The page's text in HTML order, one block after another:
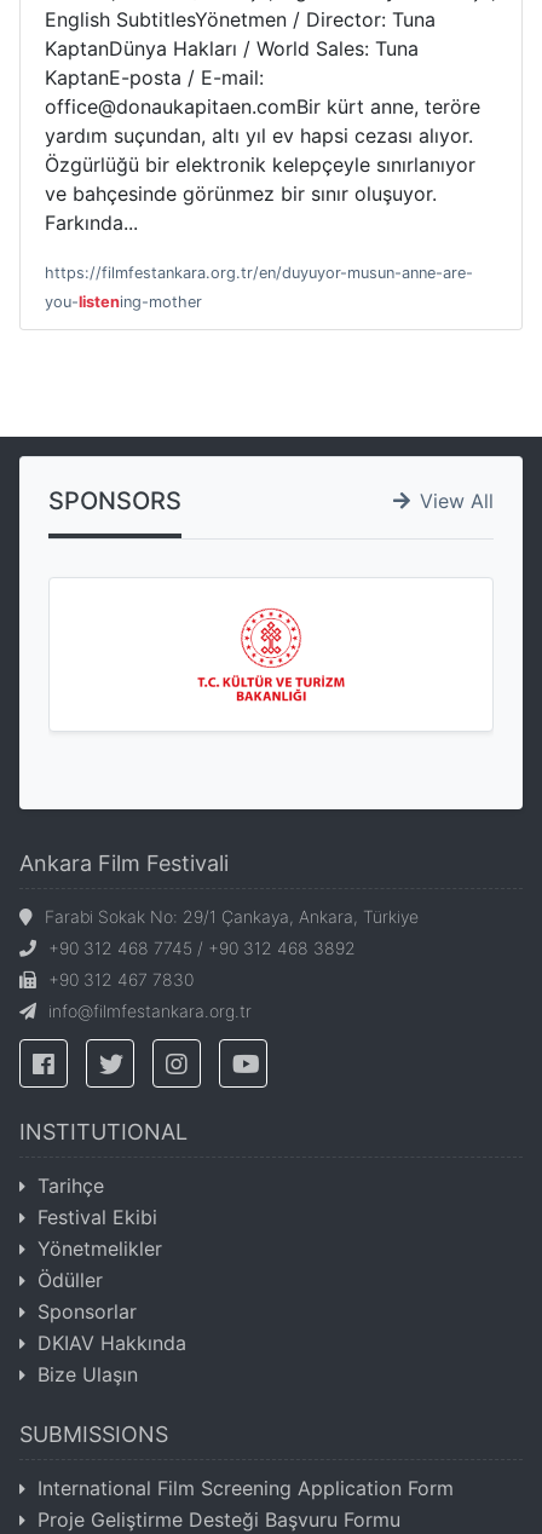
English SubtitlesYönetmen / Director: Tuna
KaptanDünya Hakları / World Sales: Tuna
KaptanE-posta / E-mail:
office@donaukapitaen.comBir kürt anne, teröre
yardım suçundan, altı yıl ev hapsi cezası alıyor.
Özgürlüğü bir elektronik kelepçeyle sınırlanıyor
ve bahçesinde görünmez bir sınır oluşuyor.
Farkında...
https://filmfestankara.org.tr/en/duyuyor-musun-anne-are-
you-listening-mother
View All
SPONSORS
Ankara Film Festivali
Farabi Sokak No: 29/1 Çankaya, Ankara, Türkiye
+90 312 468 7745 / +90 312 468 3892
+90 312 467 7830
info@filmfestankara.org.tr
INSTITUTIONAL
Tarihçe
Festival Ekibi
Yönetmelikler
Ödüller
Sponsorlar
DKIAV Hakkında
Bize Ulaşın
SUBMISSIONS
International Film Screening Application Form
Proje Geliştirme Desteği Başvuru Formu